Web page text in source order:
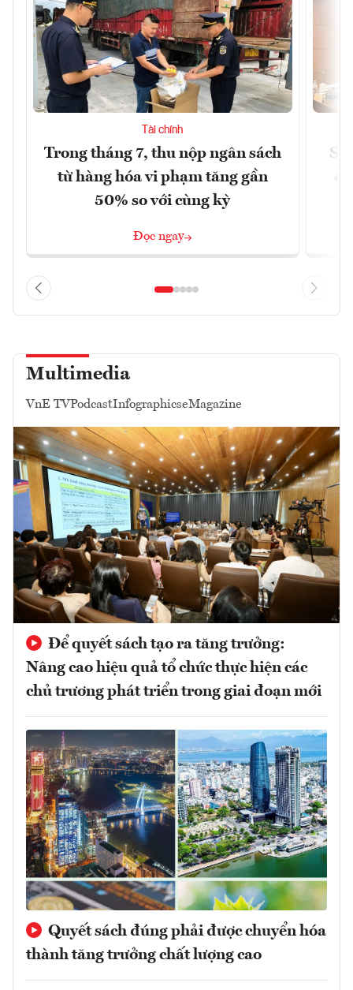
Tài chính
Trong tháng 7, thu nộp ngân sách
từ hàng hóa vi phạm tăng gần
50% so với cùng kỳ
Đọc ngay
Multimedia
VnE TVPodcastInfographicseMagazine
Để quyết sách tạo ra tăng trưởng:
Nâng cao hiệu quả tổ chức thực hiện các
chủ trương phát triển trong giai đoạn mới
Quyết sách đúng phải được chuyển hóa
thành tăng trưởng chất lượng cao